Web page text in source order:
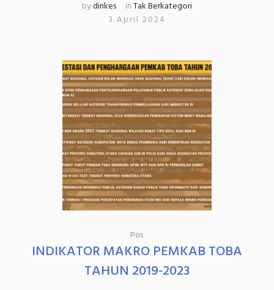
bydinkes inTak Berkategori
3 April 2024
Pos
INDIKATOR MAKRO PEMKAB TOBA
TAHUN 2019-2023